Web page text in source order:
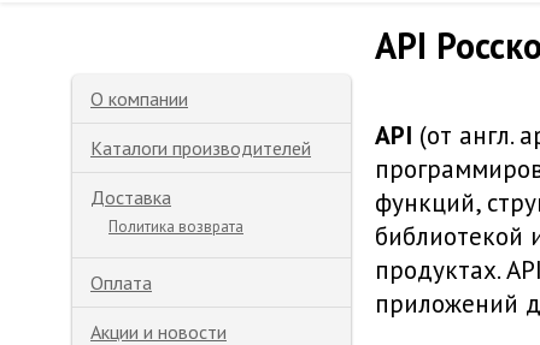
О компании
Каталоги производителей
Доставка
Политика возврата
Оплата
Акции и новости
API
API (от англ.
функций,
библиотекой
продуктах.
приложений